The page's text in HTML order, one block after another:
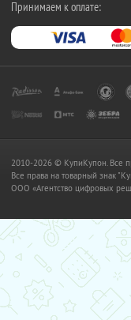
Принимаем к оплате:
2010-2026 © КупиКупон. Все
Все права на товарный знак
OOO «Агентство цифровых